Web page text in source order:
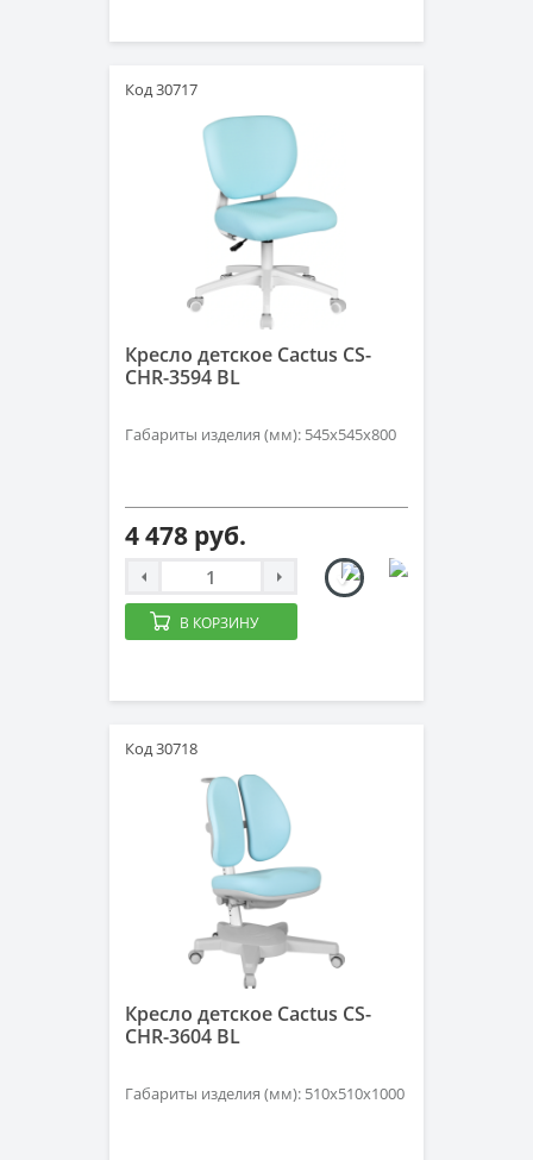
Код 30717
Кресло детское Cactus CS-
CHR-3594 BL
Габариты изделия (мм): 545х545х800
4 478 руб.
В КОРЗИНУ
Код 30718
Кресло детское Cactus CS-
CHR-3604 BL
Габариты изделия (мм): 510х510х1000